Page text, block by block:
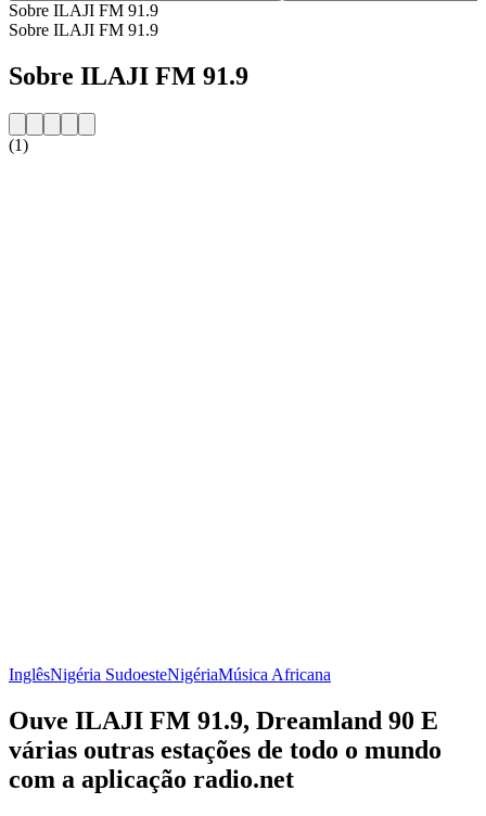
Sobre ILAJI FM 91.9
Sobre ILAJI FM 91.9
Sobre ILAJI FM 91.9
(1)
InglêsNigéria SudoesteNigériaMúsica Africana
Ouve ILAJI FM 91.9, Dreamland 90 E
várias outras estações de todo o mundo
com a aplicação radio.net